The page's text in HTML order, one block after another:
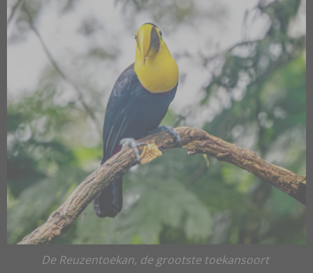
De Reuzentoekan, de grootste toekansoort